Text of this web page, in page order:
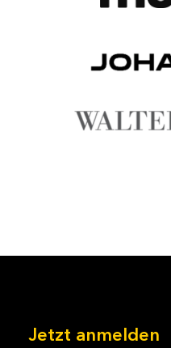
Jetzt anmelden